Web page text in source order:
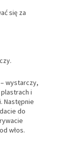
się za
wystarczy,
i
Następnie
do
włos.